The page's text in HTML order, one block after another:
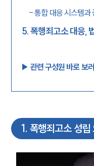
-통합 대응 시스템과
5.폭행죄고소 대응,
▶︎ 관련 구성원 바로 보러
1. 폭행죄고소 성립